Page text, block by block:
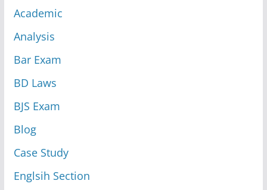
Academic
Analysis
Bar Exam
BD Laws
BJS Exam
Blog
Case Study
Englsih Section